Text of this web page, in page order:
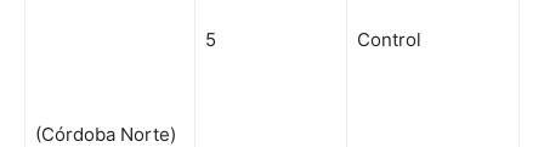
(Córdoba Norte)
5 Control